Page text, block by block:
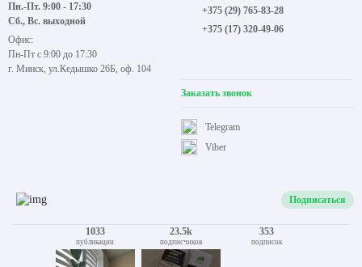
Пн.-Пт. 9:00 - 17:30
Сб., Вс. выходной
Офис:
Пн-Пт с 9:00 до 17:30
г. Минск, ул.Кедышко 26Б, оф. 104
+375 (29) 765-83-28
+375 (17) 320-49-06
Заказать звонок
Viber
Telegram
Подписаться
1033
публикации
23.5k
подписчиков
353
подписок